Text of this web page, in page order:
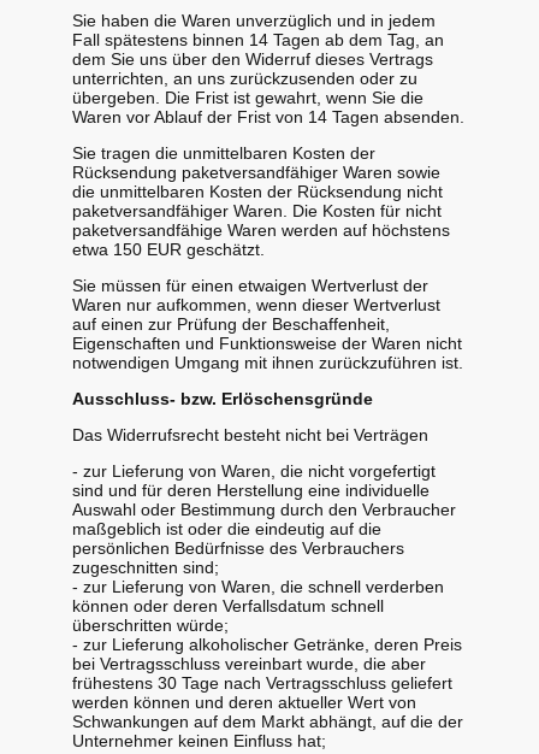
Sie haben die Waren unverzüglich und in jedem
Fall spätestens binnen 14 Tagen ab dem Tag, an
dem Sie uns über den Widerruf dieses Vertrags
unterrichten, an uns zurückzusenden oder zu
übergeben. Die Frist ist gewahrt, wenn Sie die
Waren vor Ablauf der Frist von 14 Tagen absenden.
Sie tragen die unmittelbaren Kosten der
Rücksendung paketversandfähiger Waren sowie
die unmittelbaren Kosten der Rücksendung nicht
paketversandfähiger Waren. Die Kosten für nicht
paketversandfähige Waren werden auf höchstens
etwa 150 EUR geschätzt.
Sie müssen für einen etwaigen Wertverlust der
Waren nur aufkommen, wenn dieser Wertverlust
auf einen zur Prüfung der Beschaffenheit,
Eigenschaften und Funktionsweise der Waren nicht
notwendigen Umgang mit ihnen zurückzuführen ist.
Ausschluss- bzw. Erlöschensgründe
Das Widerrufsrecht besteht nicht bei Verträgen
- zur Lieferung von Waren, die nicht vorgefertigt
sind und für deren Herstellung eine individuelle
Auswahl oder Bestimmung durch den Verbraucher
maßgeblich ist oder die eindeutig auf die
persönlichen Bedürfnisse des Verbrauchers
zugeschnitten sind;
- zur Lieferung von Waren, die schnell verderben
können oder deren Verfallsdatum schnell
überschritten würde;
- zur Lieferung alkoholischer Getränke, deren Preis
bei Vertragsschluss vereinbart wurde, die aber
frühestens 30 Tage nach Vertragsschluss geliefert
werden können und deren aktueller Wert von
Schwankungen auf dem Markt abhängt, auf die der
Unternehmer keinen Einfluss hat;